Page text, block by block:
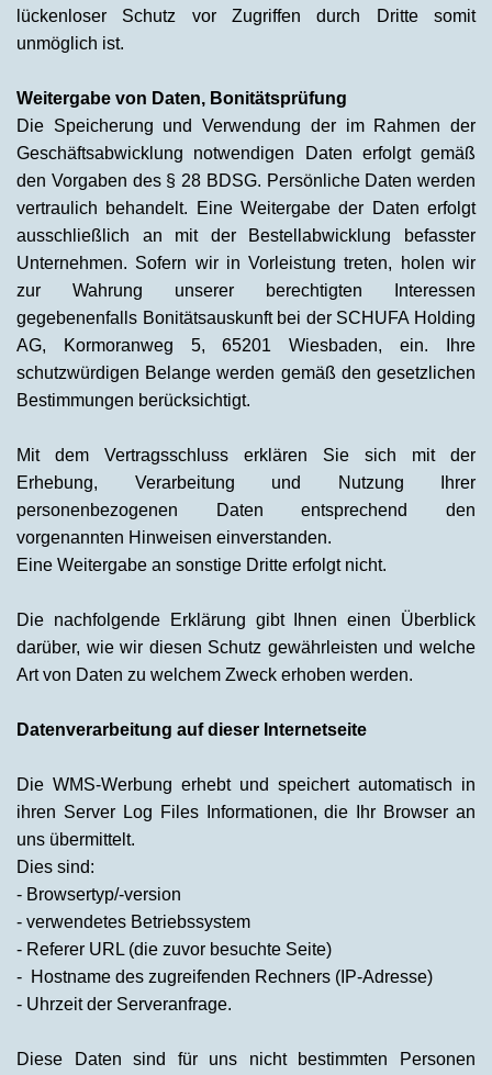
lückenloser Schutz vor Zugriffen durch Dritte somit
unmöglich ist.
Weitergabe von Daten, Bonitätsprüfung
Die Speicherung und Verwendung der im Rahmen der
Geschäftsabwicklung notwendigen Daten erfolgt gemäß
den Vorgaben des § 28 BDSG. Persönliche Daten werden
vertraulich behandelt. Eine Weitergabe der Daten erfolgt
ausschließlich an mit der Bestellabwicklung befasster
Unternehmen. Sofern wir in Vorleistung treten, holen wir
zur Wahrung unserer berechtigten Interessen
gegebenenfalls Bonitätsauskunft bei der SCHUFA Holding
AG, Kormoranweg 5, 65201 Wiesbaden, ein. Ihre
schutzwürdigen Belange werden gemäß den gesetzlichen
Bestimmungen berücksichtigt.
Mit dem Vertragsschluss erklären Sie sich mit der
Erhebung, Verarbeitung und Nutzung Ihrer
personenbezogenen Daten entsprechend den
vorgenannten Hinweisen einverstanden.
Eine Weitergabe an sonstige Dritte erfolgt nicht.
Die nachfolgende Erklärung gibt Ihnen einen Überblick
darüber, wie wir diesen Schutz gewährleisten und welche
Art von Daten zu welchem Zweck erhoben werden.
Datenverarbeitung auf dieser Internetseite
Die WMS-Werbung erhebt und speichert automatisch in
ihren Server Log Files Informationen, die Ihr Browser an
uns übermittelt.
Dies sind:
- Browsertyp/-version
- verwendetes Betriebssystem
- Referer URL (die zuvor besuchte Seite)
- Hostname des zugreifenden Rechners (IP-Adresse)
- Uhrzeit der Serveranfrage.
Diese Daten sind für uns nicht bestimmten Personen